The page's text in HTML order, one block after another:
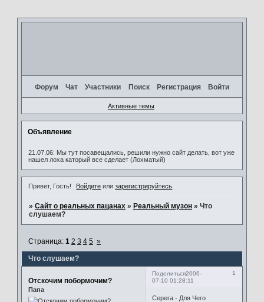
Форум Чат Участники Поиск Регистрация Войти
Активные темы
Объявление
21.07.06: Мы тут посавещались, решили нужно сайт делать, вот уже
нашел лоха каторый все сделает (Лохматый)
Привет, Гость! Войдите илизарегистрируйтесь
» Сайт о реальных пацанах » Реальный музон » Что
слушаем?
Что слушаем?
Страница: 1 2 3 4 5 »
Поделиться 1
2006-
07-10 01:28:11
Отскочим побормочим?
Папа
Серега - Для Чего